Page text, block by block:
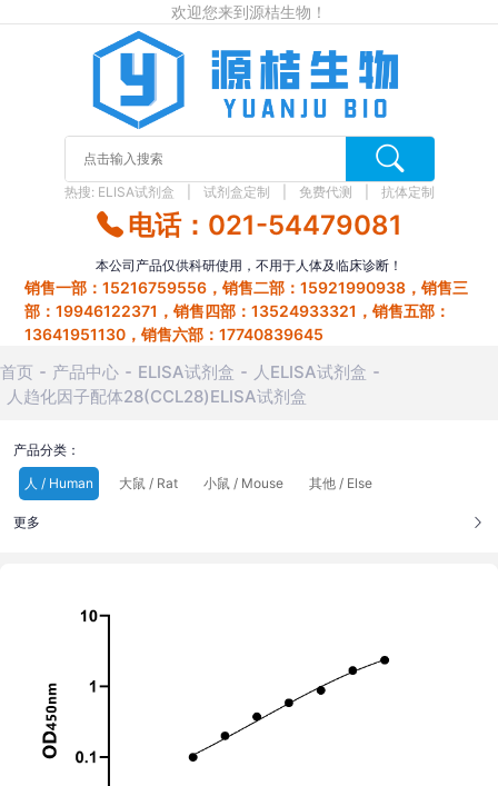
欢迎您来到源桔生物！
热搜: ELISA试剂盒 试剂盒定制 免费代测 抗体定制
电话：021-54479081
本公司产品仅供科研使用，不用于人体及临床诊断！
销售一部：15216759556，销售二部：15921990938，销售三
部：19946122371，销售四部：13524933321，销售五部：
13641951130，销售六部：17740839645
首页 产品中心 ELISA试剂盒
人ELISA试剂盒
人趋化因子配体28(CCL28)ELISA试剂盒
产品分类：
人 / Human
大鼠 / Rat 小鼠 / Mouse 其他 / Else
更多